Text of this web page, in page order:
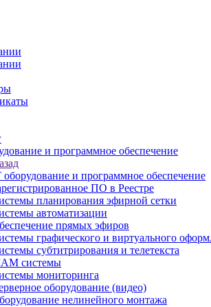
и программное обеспечение
оборудование и программное обеспечение
ПО в Реестре
планирования эфирной сетки
автоматизации
прямых эфиров
графического и виртуального
субтитрирования и телетекста
системы
мониторинга
оборудование (видео)
нелинейного монтажа